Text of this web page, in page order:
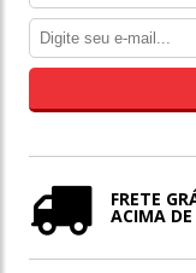
FRETE
ACIMA